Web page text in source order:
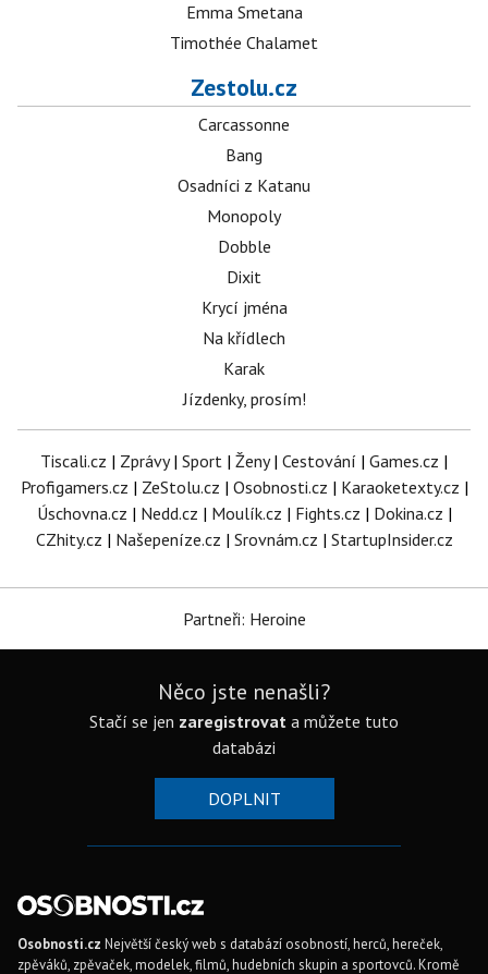
Emma Smetana
Timothée Chalamet
Zestolu.cz
Carcassonne
Bang
Osadníci z Katanu
Monopoly
Dobble
Dixit
Krycí jména
Na křídlech
Karak
Jízdenky, prosím!
Tiscali.cz | Zprávy| Sport | Ženy| Cestování | Games.cz |
Profigamers.cz | ZeStolu.cz | Osobnosti.cz | Karaoketexty.cz |
Úschovna.cz | Nedd.cz | Moulík.cz | Fights.cz | Dokina.cz |
CZhity.cz | Našepeníze.cz | Srovnám.cz | StartupInsider.cz
Partneři: Heroine
Něco jste nenašli?
Stačí se jen zaregistrovat a můžete tuto
databázi
DOPLNIT
Osobnosti.cz Největší český web s databází osobností, herců, hereček,
zpěváků, zpěvaček, modelek, filmů, hudebních skupin a sportovců. Kromě